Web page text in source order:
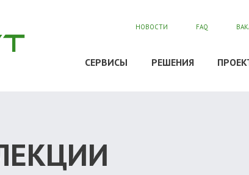
НОВОСТИ FAQ
СЕРВИСЫ РЕШЕНИЯ